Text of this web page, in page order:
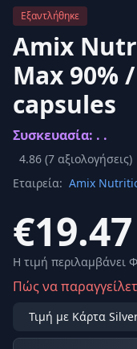
Εξαντλήθηκε
Amix
Max 90%
capsules
Συσκευασία: . .
4.86 (7 αξιολογήσεις)
Εταιρεία: Amix
€19.47
Η τιμή περιλαμβάνει
Πώς να
Τιμή με Κάρτα